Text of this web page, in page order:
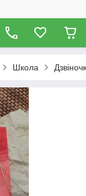
Школа